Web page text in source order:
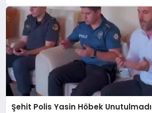
Şehit Polis Yasin Höbek Unutulmadı